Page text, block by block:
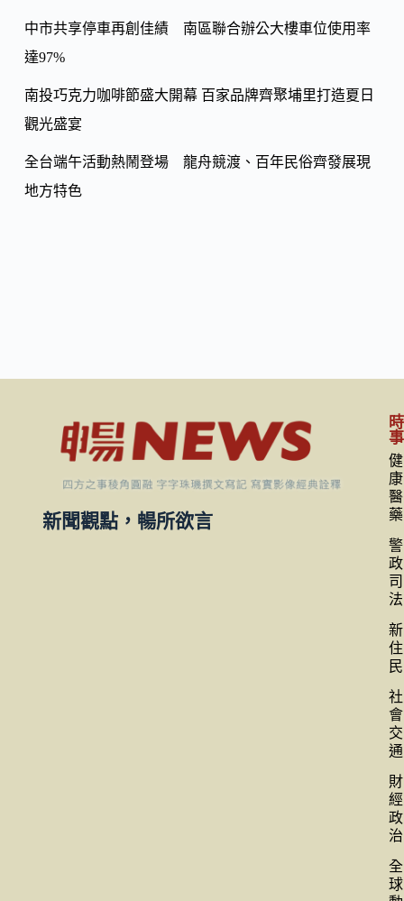
中市共享停車再創佳績 南區聯合辦公大樓車位使用率
達97%
南投巧克力咖啡節盛大開幕 百家品牌齊聚埔里打造夏日
觀光盛宴
全台端午活動熱鬧登場 龍舟競渡、百年民俗齊發展現
地方特色
新聞觀點，暢所欲言
時
事
健
康
醫
藥
警
政
司
法
新
住
民
社
會
交
通
財
經
政
治
全
球